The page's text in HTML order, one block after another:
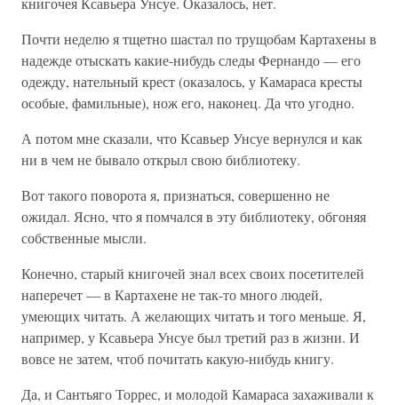
Почти неделю я тщетно шастал по трущобам Картахены в
надежде отыскать какие-нибудь следы Фернандо — его
одежду, нательный крест (оказалось, у Камараса кресты
особые, фамильные), нож его, наконец. Да что угодно.
А потом мне сказали, что Ксавьер Унсуе вернулся и как
ни в чем не бывало открыл свою библиотеку.
Вот такого поворота я, признаться, совершенно не
ожидал. Ясно, что я помчался в эту библиотеку, обгоняя
собственные мысли.
Конечно, старый книгочей знал всех своих посетителей
наперечет — в Картахене не так-то много людей,
умеющих читать. А желающих читать и того меньше. Я,
например, у Ксавьера Унсуе был третий раз в жизни. И
вовсе не затем, чтоб почитать какую-нибудь книгу.
Да, и Сантьяго Торрес, и молодой Камараса захаживали к